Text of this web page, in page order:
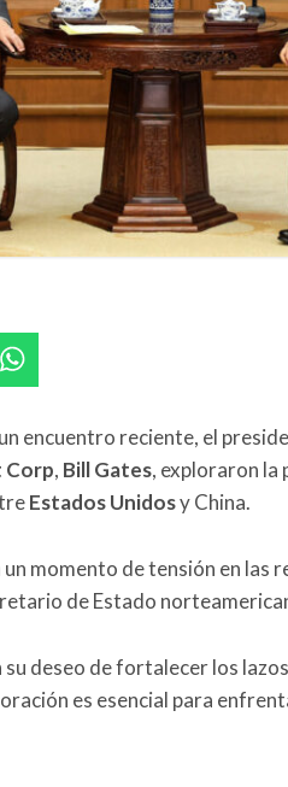
encuentro reciente, el
Corp, BillGates, exploraron la
EstadosUnidosy China.
momento de tensión en las
de Estado
deseo de fortalecer los
es esencial para